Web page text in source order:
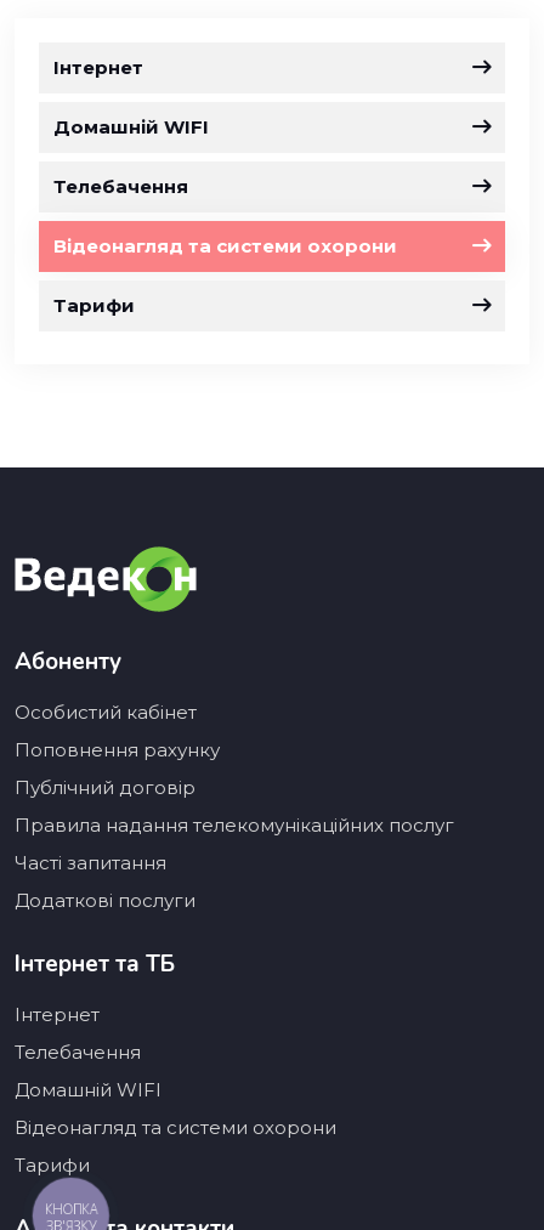
Інтернет
Домашній WIFI
Телебачення
Відеонагляд та системи охорони
Тарифи
Абоненту
Особистий кабінет
Поповнення рахунку
Публічний договір
Правила надання телекомунікаційних послуг
Часті запитання
Додаткові послуги
Інтернет та ТБ
Інтернет
Телебачення
Домашній WIFI
Відеонагляд та системи охорони
Тарифи
КНОПКА
ЗВ'ЯЗКУ